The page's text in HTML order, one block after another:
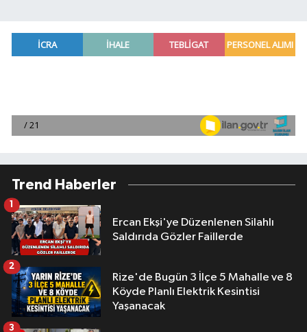
Trend Haberler
Ercan Ekşi'ye Düzenlenen Silahlı
Saldırıda Gözler Faillerde
1
Rize'de Bugün 3 İlçe 5 Mahalle ve 8
Köyde Planlı Elektrik Kesintisi
Yaşanacak
2
3